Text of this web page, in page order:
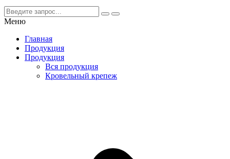
Меню
Главная
Продукция
Продукция
Вся продукция
Кровельный крепеж